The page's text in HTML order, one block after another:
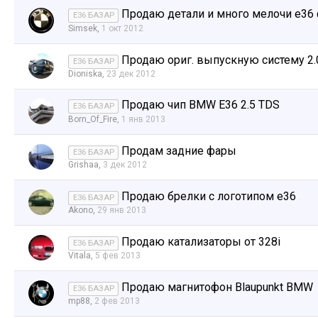
E36 БАЗАР Продаю детали и много мелочи e36
Simsek, 1 окт 2012
E36 БАЗАР Продаю ориг. выпускную систему
Dioniska, 23 дек 2012
E36 БАЗАР Продаю чип BMW E36 2.5 TDS
Born_Of_Fire, 1 янв 2013
E36 БАЗАР Продам задние фары
Grishaa, 3 дек 2012
E36 БАЗАР Продаю брелки с логотипом e36
Akono, 29 янв 2013
E36 БАЗАР Продаю катализаторы от 328i
Vitala, 5 фев 2013
E36 БАЗАР Продаю магнитофон Blaupunkt BMW
mp88, 2 фев 2013